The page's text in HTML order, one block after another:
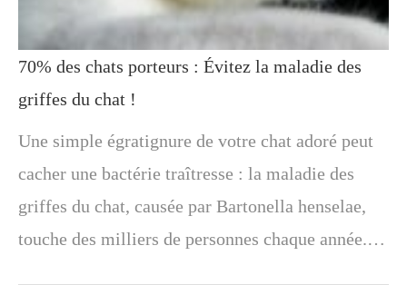
70% des chats porteurs : Évitez la maladie des
griffes du chat !
Une simple égratignure de votre chat adoré peut
cacher une bactérie traîtresse : la maladie des
griffes du chat, causée par Bartonella henselae,
touche des milliers de personnes chaque année.…